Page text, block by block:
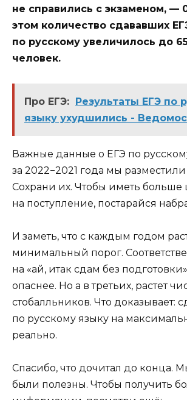
не справились с экзаменом, —
этом количество сдававших
по русскому увеличилось до
человек.
Про ЕГЭ: Результаты ЕГЭ по
языку ухудшились -
Важные данные о ЕГЭ по
за 2022−2021 года мы разместили
Сохрани их. Чтобы иметь больше
на поступление, постарайся
И заметь, что с каждым годом
минимальный порог.
на «ай, итак сдам без
опаснее. Но а в третьих, растет
стобалльников. Что доказывает:
по русскому языку на
реально.
Спасибо, что дочитал до конца.
были полезны. Чтобы получить